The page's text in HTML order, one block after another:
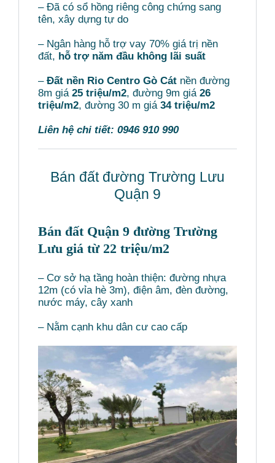
– Đã có sổ hồng riêng công chứng sang
tên, xây dựng tự do
– Ngân hàng hỗ trợ vay 70% giá trị nền
đất, hỗ trợ năm đầu không lãi suất
–Đất nền Rio Centro Gò Cát nền đường
8m giá25 triệu/m2, đường 9m giá26
triệu/m2, đường 30 m giá34 triệu/m2
Liên hệ chi tiết: 0946 910 990
Bán đất đường Trường Lưu
Quận 9
Bán đất Quận 9 đường Trường
Lưu giá từ 22 triệu/m2
– Cơ sở hạ tầng hoàn thiện: đường nhựa
12m (có vỉa hè 3m), điện âm, đèn đường,
nước máy, cây xanh
– Nằm cạnh khu dân cư cao cấp